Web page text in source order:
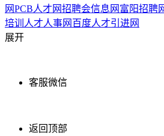
网PCB人才网招聘会信息网 富阳招聘
培训 人才人事网 百度人才引进网
展开
客服微信
返回顶部